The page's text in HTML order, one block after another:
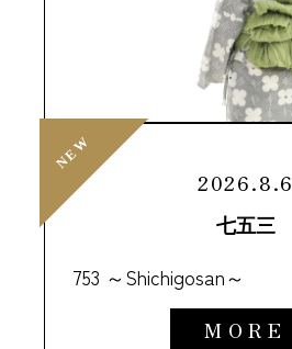
NEW
NEW
2026.8.6
七五三
753 ～Shichigosan～
MORE